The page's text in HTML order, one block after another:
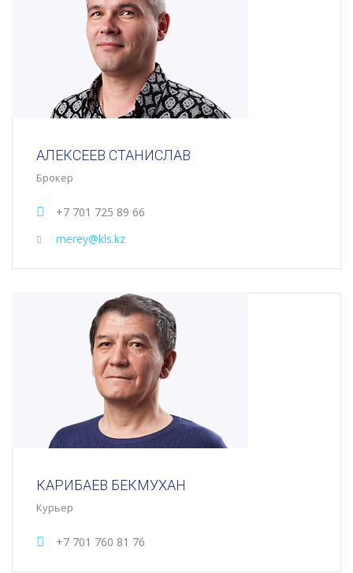
АЛЕКСЕЕВ СТАНИСЛАВ
Брокер
+7 701 725 89 66
merey@kls.kz
КАРИБАЕВ БЕКМУХАН
Курьер
+7 701 760 81 76